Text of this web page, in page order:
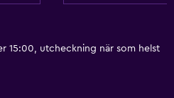
15:00, utcheckning när som helst